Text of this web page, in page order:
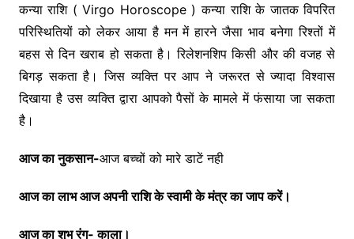
कन्या राशि ( Virgo Horoscope ) कन्या राशि के जातक विपरित
परिस्थितियों को लेकर आया है मन में हारने जैसा भाव बनेगा रिश्तों में
बहस से दिन खराब हो सकता है। रिलेशनशिप किसी और की वजह से
बिगड़ सकता है। जिस व्यक्ति पर आप ने जरूरत से ज्यादा विश्वास
दिखाया है उस व्यक्ति द्वारा आपको पैसों के मामले में फंसाया जा सकता
है।
आज का नुकसान-आज बच्चों को मारे डाटें नही
आज का लाभ आज अपनी राशि के स्वामी के मंत्र का जाप करें।
आज का शुभ रंग- काला।